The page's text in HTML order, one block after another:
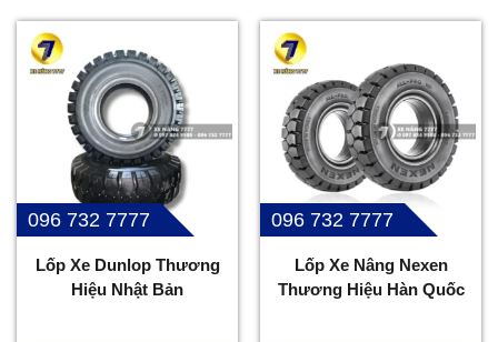
096 732 7777
Lốp Xe Dunlop Thương
Hiệu Nhật Bản
096 732 7777
Lốp Xe Nâng Nexen
Thương Hiệu Hàn Quốc